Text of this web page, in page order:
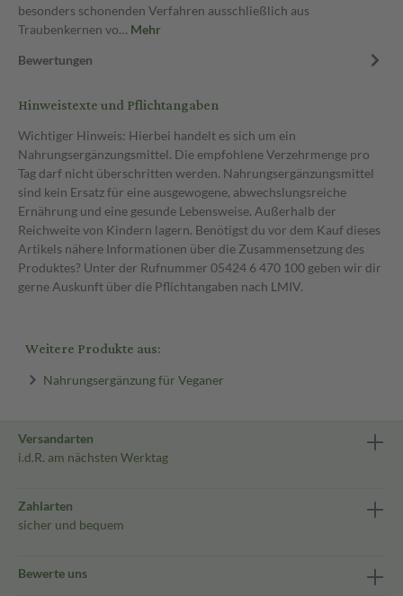
besonders schonenden Verfahren ausschließlich aus
Traubenkernen vo… Mehr
Bewertungen
Hinweistexte und Pflichtangaben
Wichtiger Hinweis: Hierbei handelt es sich um ein
Nahrungsergänzungsmittel. Die empfohlene Verzehrmenge pro
Tag darf nicht überschritten werden. Nahrungsergänzungsmittel
sind kein Ersatz für eine ausgewogene, abwechslungsreiche
Ernährung und eine gesunde Lebensweise. Außerhalb der
Reichweite von Kindern lagern. Benötigst du vor dem Kauf dieses
Artikels nähere Informationen über die Zusammensetzung des
Produktes? Unter der Rufnummer 05424 6 470 100 geben wir dir
gerne Auskunft über die Pflichtangaben nach LMIV.
Weitere Produkte aus:
Nahrungsergänzung für Veganer
Versandarten
i.d.R. am nächsten Werktag
Zahlarten
sicher und bequem
Bewerte uns